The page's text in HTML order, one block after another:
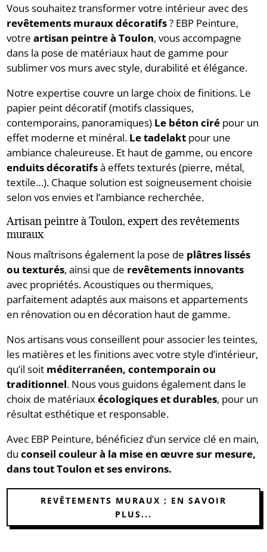
Vous souhaitez transformer votre intérieur avec des
revêtements muraux décoratifs? EBP Peinture,
votreartisan peintre à Toulon, vous accompagne
dans la pose de matériaux haut de gamme pour
sublimer vos murs avec style, durabilité et élégance.
Notre expertise couvre un large choix de finitions. Le
papier peint décoratif (motifs classiques,
contemporains, panoramiques) Le béton ciré pour un
effet moderne et minéral. Le tadelakt pour une
ambiance chaleureuse. Et haut de gamme, ou encore
enduits décoratifsà effets texturés (pierre, métal,
textile…). Chaque solution est soigneusement choisie
selon vos envies et l’ambiance recherchée.
Artisan peintre à Toulon, expert des revêtements
muraux
Nous maîtrisons également la pose de plâtres lissés
ou texturés, ainsi que de revêtements innovants
avec propriétés. Acoustiques ou thermiques,
parfaitement adaptés aux maisons et appartements
en rénovation ou en décoration haut de gamme.
Nos artisans vous conseillent pour associer les teintes,
les matières et les finitions avec votre style d’intérieur,
qu’il soit méditerranéen, contemporain ou
traditionnel. Nous vous guidons également dans le
choix de matériauxécologiques et durables, pour un
résultat esthétique et responsable.
Avec EBP Peinture, bénéficiez d’un service clé en main,
duconseil couleur à la mise en œuvre sur mesure,
dans tout Toulon et ses environs.
REVÊTEMENTS MURAUX ; EN SAVOIR
PLUS...